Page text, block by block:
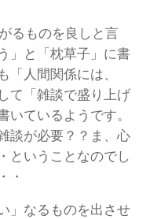
るものを良しと言
」と「枕草子」に書
「人間関係には、
て「雑談で盛り上げ
いているようです。
談が必要？？ま、心
ということなのでし
・
」なるものを出させ